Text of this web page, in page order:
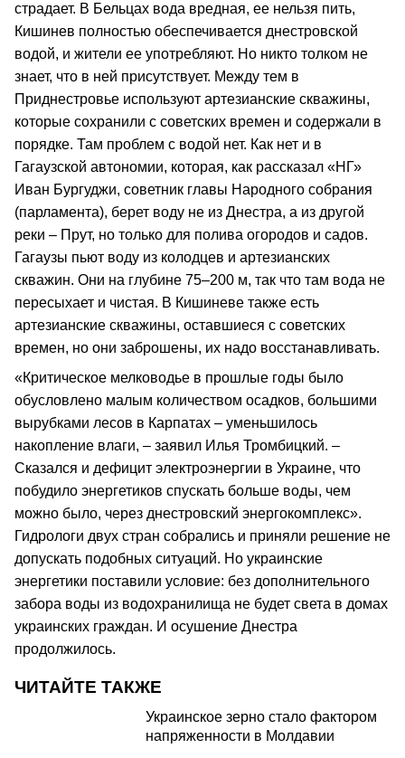
страдает. В Бельцах вода вредная, ее нельзя пить,
Кишинев полностью обеспечивается днестровской
водой, и жители ее употребляют. Но никто толком не
знает, что в ней присутствует. Между тем в
Приднестровье используют артезианские скважины,
которые сохранили с советских времен и содержали в
порядке. Там проблем с водой нет. Как нет и в
Гагаузской автономии, которая, как рассказал «НГ»
Иван Бургуджи, советник главы Народного собрания
(парламента), берет воду не из Днестра, а из другой
реки – Прут, но только для полива огородов и садов.
Гагаузы пьют воду из колодцев и артезианских
скважин. Они на глубине 75–200 м, так что там вода не
пересыхает и чистая. В Кишиневе также есть
артезианские скважины, оставшиеся с советских
времен, но они заброшены, их надо восстанавливать.
«Критическое мелководье в прошлые годы было
обусловлено малым количеством осадков, большими
вырубками лесов в Карпатах – уменьшилось
накопление влаги, – заявил Илья Тромбицкий. –
Сказался и дефицит электроэнергии в Украине, что
побудило энергетиков спускать больше воды, чем
можно было, через днестровский энергокомплекс».
Гидрологи двух стран собрались и приняли решение не
допускать подобных ситуаций. Но украинские
энергетики поставили условие: без дополнительного
забора воды из водохранилища не будет света в домах
украинских граждан. И осушение Днестра
продолжилось.
ЧИТАЙТЕ ТАКЖЕ
Украинское зерно стало фактором
напряженности в Молдавии